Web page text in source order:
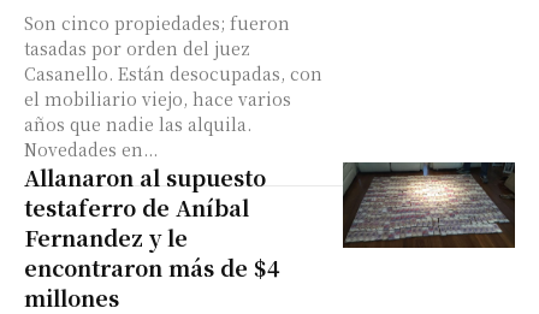
Son cinco propiedades; fueron
tasadas por orden del juez
Casanello. Están desocupadas, con
el mobiliario viejo, hace varios
años que nadie las alquila.
Novedades en...
Allanaron al supuesto
testaferro de Aníbal
Fernandez y le
encontraron más de $4
millones